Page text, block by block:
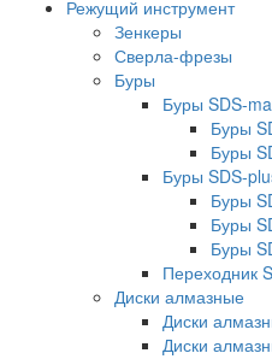
Режущий инструмент
Зенкеры
Сверла-фрезы
Буры
Буры SDS-
Буры
Буры
Буры SDS-
Буры
Буры
Буры
Переходник
Диски алмазные
Диски
Диски